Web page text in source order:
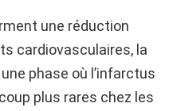
une réduction
cardiovasculaires, la
phase où l’infarctus
plus rares chez les